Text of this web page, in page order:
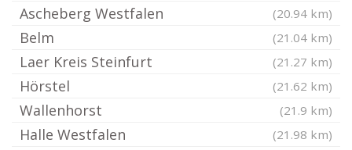
Ascheberg Westfalen (20.94 km)
Belm (21.04 km)
Laer Kreis Steinfurt (21.27 km)
Hörstel (21.62 km)
Wallenhorst (21.9 km)
Halle Westfalen (21.98 km)